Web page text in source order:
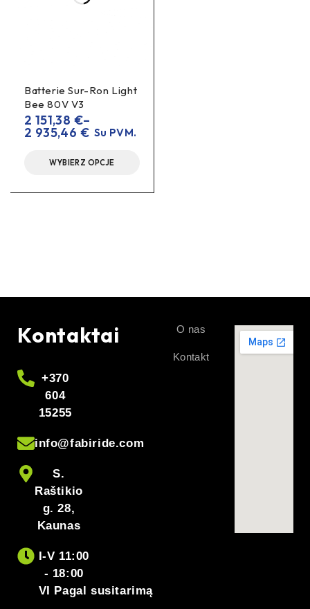
Batterie Sur-Ron Light
Bee 80V V3
2 151,38 €–
2 935,46 € Su PVM.
WYBIERZ OPCJE
Kontaktai
+370
604
15255
info@fabiride.com
S.
Raštikio
g. 28,
Kaunas
I-V 11:00
- 18:00
VI Pagal susitarimą
O nas
Kontakt